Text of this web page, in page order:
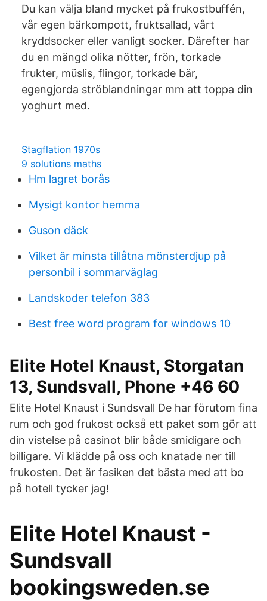
Du kan välja bland mycket på frukostbuffén,
vår egen bärkompott, fruktsallad, vårt
kryddsocker eller vanligt socker. Därefter har
du en mängd olika nötter, frön, torkade
frukter, müslis, flingor, torkade bär,
egengjorda ströblandningar mm att toppa din
yoghurt med.
Stagflation 1970s
9 solutions maths
Hm lagret borås
Mysigt kontor hemma
Guson däck
Vilket är minsta tillåtna mönsterdjup på
personbil i sommarväglag
Landskoder telefon 383
Best free word program for windows 10
Elite Hotel Knaust, Storgatan
13, Sundsvall, Phone +46 60
Elite Hotel Knaust i Sundsvall De har förutom fina
rum och god frukost också ett paket som gör att
din vistelse på casinot blir både smidigare och
billigare. Vi klädde på oss och knatade ner till
frukosten. Det är fasiken det bästa med att bo
på hotell tycker jag!
Elite Hotel Knaust -
Sundsvall
bookingsweden.se